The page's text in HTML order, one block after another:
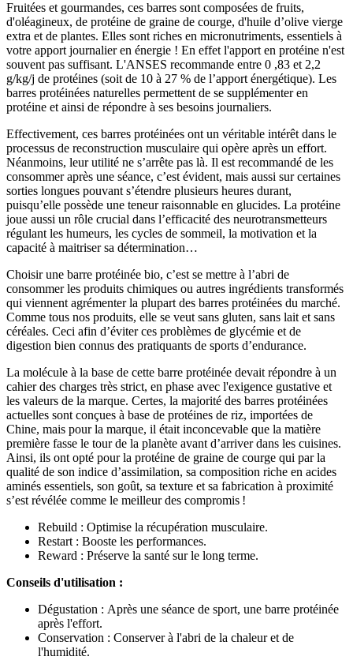
Fruitées et gourmandes, ces barres sont composées de fruits,
d'oléagineux, de protéine de graine de courge, d'huile d’olive vierge
extra et de plantes. Elles sont riches en micronutriments, essentiels à
votre apport journalier en énergie ! En effet l'apport en protéine n'est
souvent pas suffisant. L'ANSES recommande entre 0 ,83 et 2,2
g/kg/j de protéines (soit de 10 à 27 % de l’apport énergétique). Les
barres protéinées naturelles permettent de se supplémenter en
protéine et ainsi de répondre à ses besoins journaliers.
Effectivement, ces barres protéinées ont un véritable intérêt dans le
processus de reconstruction musculaire qui opère après un effort.
Néanmoins, leur utilité ne s’arrête pas là. Il est recommandé de les
consommer après une séance, c’est évident, mais aussi sur certaines
sorties longues pouvant s’étendre plusieurs heures durant,
puisqu’elle possède une teneur raisonnable en glucides. La protéine
joue aussi un rôle crucial dans l’efficacité des neurotransmetteurs
régulant les humeurs, les cycles de sommeil, la motivation et la
capacité à maitriser sa détermination…
Choisir une barre protéinée bio, c’est se mettre à l’abri de
consommer les produits chimiques ou autres ingrédients transformés
qui viennent agrémenter la plupart des barres protéinées du marché.
Comme tous nos produits, elle se veut sans gluten, sans lait et sans
céréales. Ceci afin d’éviter ces problèmes de glycémie et de
digestion bien connus des pratiquants de sports d’endurance.
La molécule à la base de cette barre protéinée devait répondre à un
cahier des charges très strict, en phase avec l'exigence gustative et
les valeurs de la marque. Certes, la majorité des barres protéinées
actuelles sont conçues à base de protéines de riz, importées de
Chine, mais pour la marque, il était inconcevable que la matière
première fasse le tour de la planète avant d’arriver dans les cuisines.
Ainsi, ils ont opté pour la protéine de graine de courge qui par la
qualité de son indice d’assimilation, sa composition riche en acides
aminés essentiels, son goût, sa texture et sa fabrication à proximité
s’est révélée comme le meilleur des compromis !
Rebuild : Optimise la récupération musculaire.
Restart : Booste les performances.
Reward : Préserve la santé sur le long terme.
Conseils d'utilisation :
Dégustation : Après une séance de sport, une barre protéinée
après l'effort.
Conservation : Conserver à l'abri de la chaleur et de
l'humidité.